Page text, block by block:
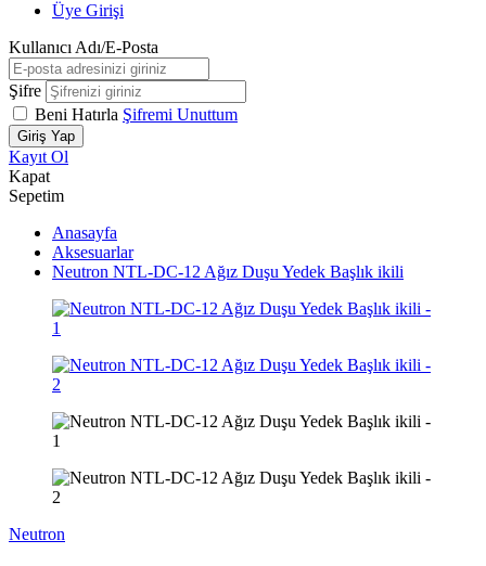
Üye Girişi
Kullanıcı Adı/E-Posta
Şifre
Beni Hatırla Şifremi Unuttum
Giriş Yap
Kayıt Ol
Kapat
Sepetim
Anasayfa
Aksesuarlar
Neutron NTL-DC-12 Ağız Duşu Yedek Başlık ikili
Neutron